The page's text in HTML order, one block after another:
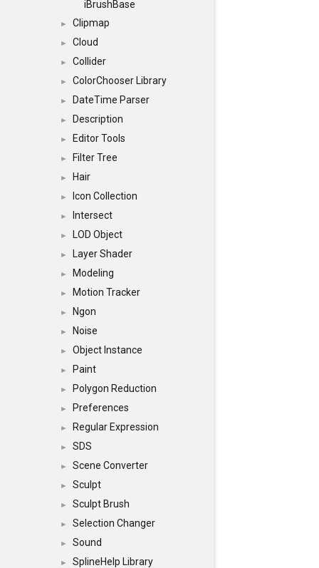
iBrushBase
► Clipmap
► Cloud
► Collider
► ColorChooser Library
► DateTime Parser
► Description
► Editor Tools
► Filter Tree
► Hair
► Icon Collection
► Intersect
► LOD Object
► Layer Shader
► Modeling
► Motion Tracker
► Ngon
► Noise
► Object Instance
► Paint
► Polygon Reduction
► Preferences
► Regular Expression
► SDS
► Scene Converter
► Sculpt
► Sculpt Brush
► Selection Changer
► Sound
► SplineHelp Library